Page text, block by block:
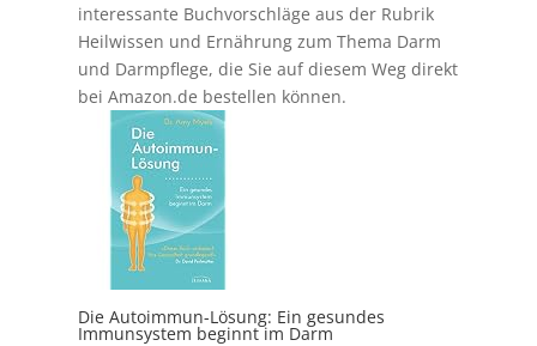
interessante Buchvorschläge aus der Rubrik
Heilwissen und Ernährung zum Thema Darm
und Darmpflege, die Sie auf diesem Weg direkt
bei Amazon.de bestellen können.
Die Autoimmun-Lösung: Ein gesundes
Immunsystem beginnt im Darm